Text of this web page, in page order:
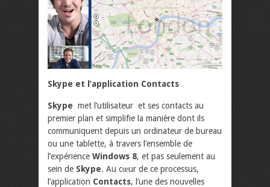
Skype et l’application Contacts
Skype met l’utilisateur et ses contacts au
premier plan et simplifie la manière dont ils
communiquent depuis un ordinateur de bureau
ou une tablette, à travers l’ensemble de
l’expérience Windows 8, et pas seulement au
sein de Skype. Au cœur de ce processus,
l’application Contacts, l’une des nouvelles